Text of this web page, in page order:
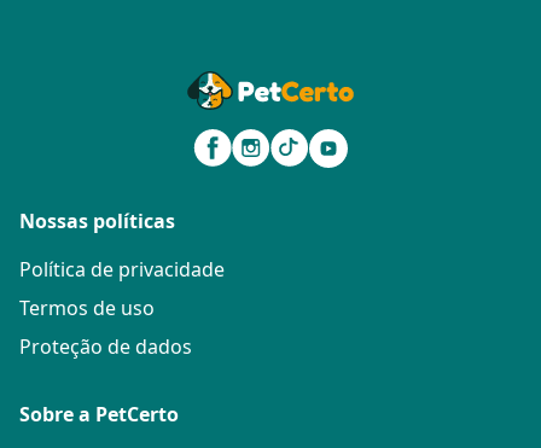
Nossas políticas
Política de privacidade
Termos de uso
Proteção de dados
Sobre a PetCerto